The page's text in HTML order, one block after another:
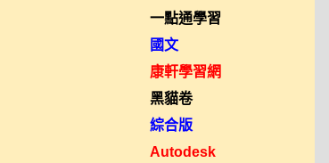
一點通學習
國文
康軒學習網
黑貓卷
綜合版
Autodesk